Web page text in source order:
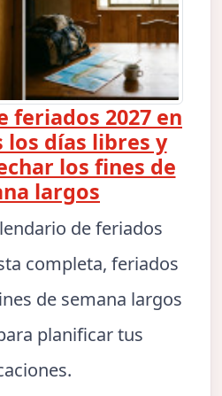
feriados 2027 en
los días libres y
los fines de
largos
de feriados
completa, feriados
de semana largos
planificar tus